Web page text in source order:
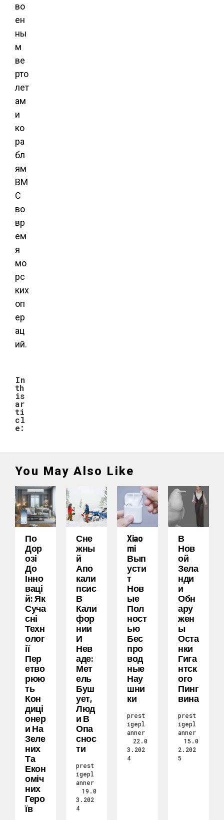
во
ен
ны
м
ве
рто
лет
ам
и
ко
ра
бл
ям
ВМ
С
во
вр
ем
я
мо
рс
ких
оп
ер
ац
ий.
In
th
is
ar
ti
cl
e:
You May Also Like
По
Дор
Озі
До
Інно
Ваці
Й: Як
Суча
Сні
Техн
Олог
Ії
Пер
Етво
Рюю
Ть
Кон
Диці
Онер
И На
Зеле
Них
Та
Екон
Оміч
Них
Геро
Їв
Сне
Жны
Й
Апо
Кали
Псис
В
Кали
Фор
Нии
И
Нев
Аде:
Мет
Ель
Буш
Ует,
Люд
И В
Опа
Снос
Ти
prest
igepl
anner
19.0
3.202
4
Xiao
Mi
Вып
Усти
Т
Нов
Ые
Пол
Ност
Ью
Бес
Про
Вод
Ные
Нау
Шни
Ки
prest
igepl
anner
22.0
3.202
4
В
Нов
Ой
Зела
Нди
И
Обн
Ару
Жен
Ы
Оста
Нки
Гига
Нтск
Ого
Пинг
Вина
prest
igepl
anner
15.0
2.202
5